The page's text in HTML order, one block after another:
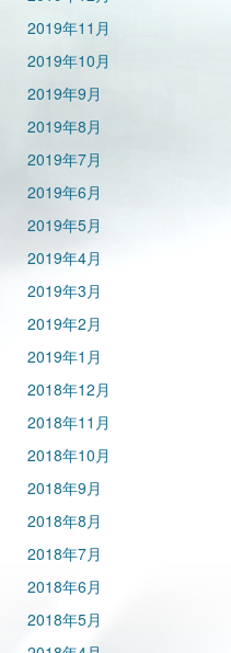
2019年11月
2019年10月
2019年9月
2019年8月
2019年7月
2019年6月
2019年5月
2019年4月
2019年3月
2019年2月
2019年1月
2018年12月
2018年11月
2018年10月
2018年9月
2018年8月
2018年7月
2018年6月
2018年5月